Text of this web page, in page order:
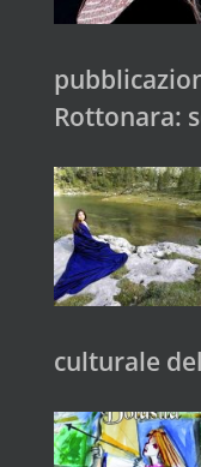
Rottonara:
culturale